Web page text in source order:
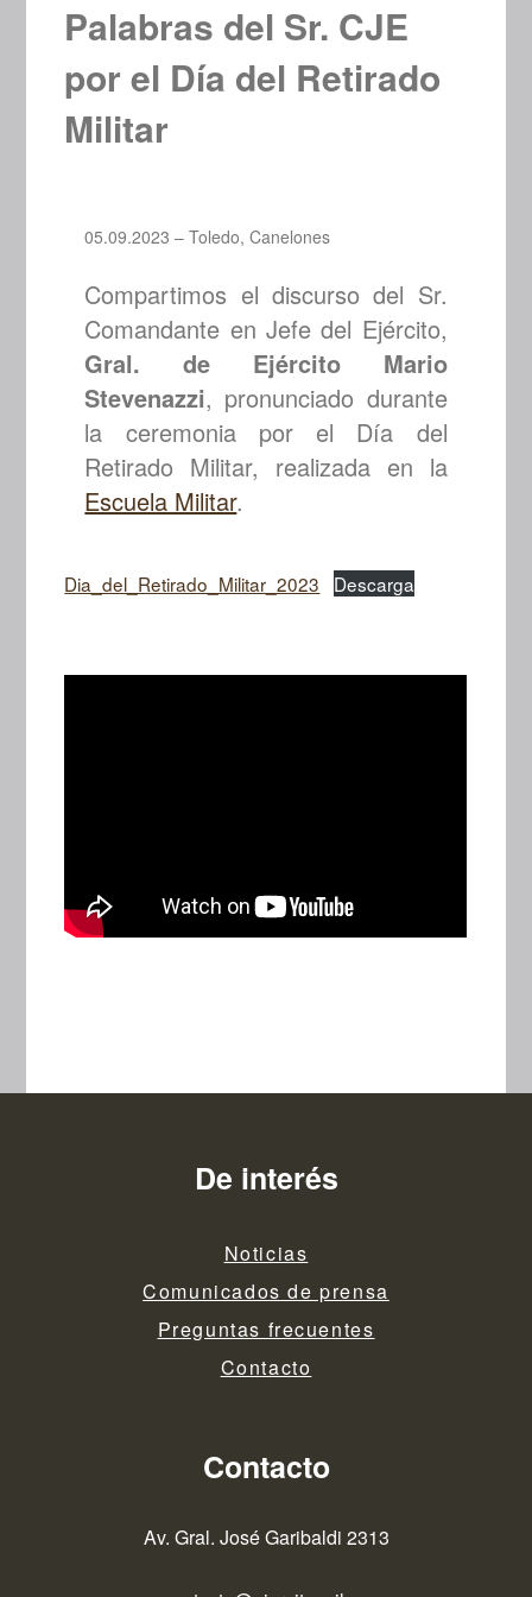
Palabras del Sr. CJE
por el Día del Retirado
Militar
05.09.2023 – Toledo, Canelones
Compartimos el discurso del Sr.
Comandante en Jefe del Ejército,
Gral. de Ejército Mario
Stevenazzi, pronunciado durante
la ceremonia por el Día del
Retirado Militar, realizada en la
Escuela Militar.
Dia_del_Retirado_Militar_2023 Descarga
De interés
Noticias
Comunicados de prensa
Preguntas frecuentes
Contacto
Contacto
Av. Gral. José Garibaldi 2313